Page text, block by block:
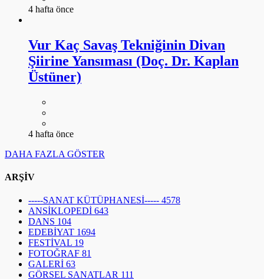
4 hafta önce
Vur Kaç Savaş Tekniğinin Divan
Şiirine Yansıması (Doç. Dr. Kaplan
Üstüner)
4 hafta önce
DAHA FAZLA GÖSTER
ARŞİV
-----SANAT KÜTÜPHANESİ----- 4578
ANSİKLOPEDİ 643
DANS 104
EDEBİYAT 1694
FESTİVAL 19
FOTOĞRAF 81
GALERİ 63
GÖRSEL SANATLAR 111